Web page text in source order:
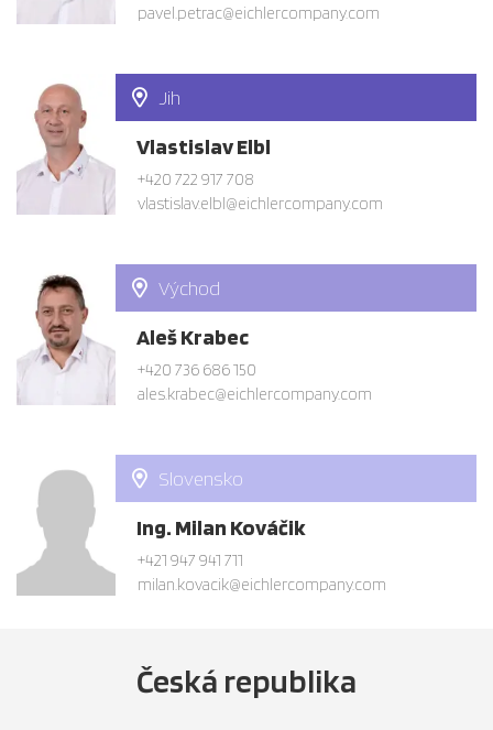
pavel.petrac@eichlercompany.com
Jih
Vlastislav Elbl
+420 722 917 708
vlastislav.elbl@eichlercompany.com
Východ
Aleš Krabec
+420 736 686 150
ales.krabec@eichlercompany.com
Slovensko
Ing. Milan Kováčik
+421 947 941 711
milan.kovacik@eichlercompany.com
Česká republika